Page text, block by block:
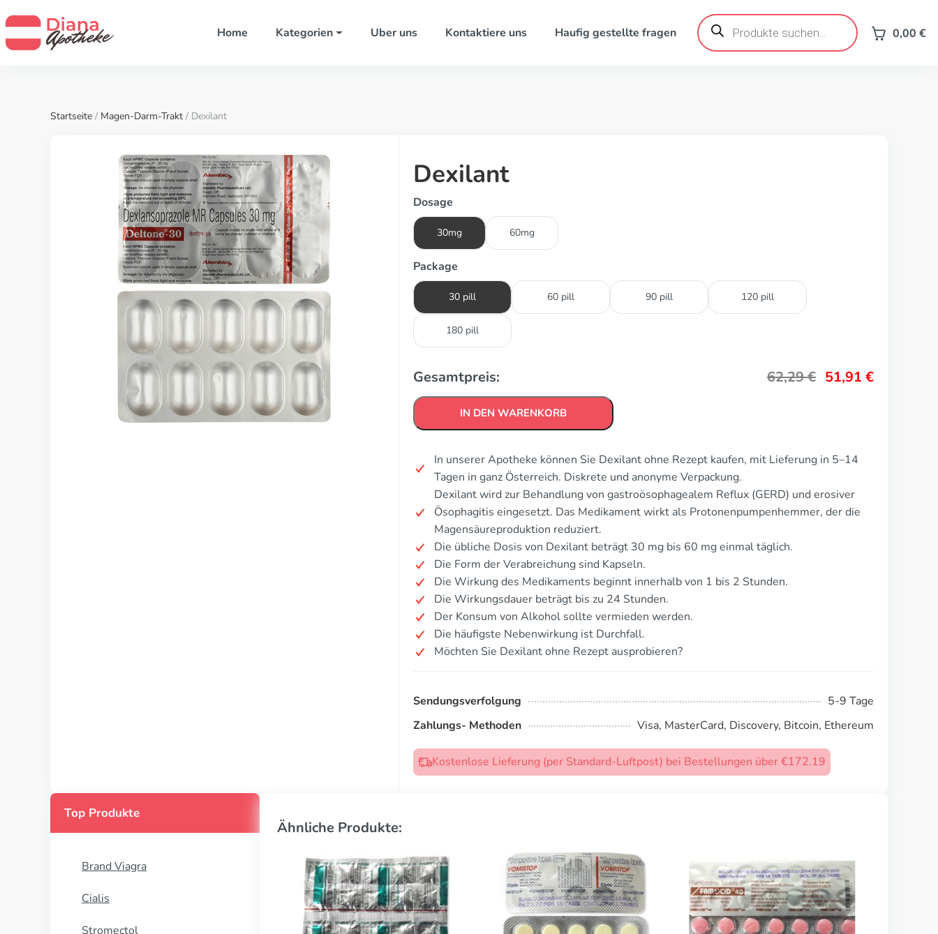
Home Kategorien Uber uns Kontaktiere uns Haufig gestellte fragen
Products
search 0,00 €
Startseite / Magen-Darm-Trakt / Dexilant
Dexilant
Dosage
30mg 60mg
Package
30 pill 60 pill 90 pill 120 pill
180 pill
Gesamtpreis: 62,29€ 51,91 €
IN DEN WARENKORB
In unserer Apotheke können Sie Dexilant ohne Rezept kaufen, mit Lieferung in 5–14
Tagen in ganz Österreich. Diskrete und anonyme Verpackung.
Dexilant wird zur Behandlung von gastroösophagealem Reflux (GERD) und erosiver
Ösophagitis eingesetzt. Das Medikament wirkt als Protonenpumpenhemmer, der die
Magensäureproduktion reduziert.
Die übliche Dosis von Dexilant beträgt 30 mg bis 60 mg einmal täglich.
Die Form der Verabreichung sind Kapseln.
Die Wirkung des Medikaments beginnt innerhalb von 1 bis 2 Stunden.
Die Wirkungsdauer beträgt bis zu 24 Stunden.
Der Konsum von Alkohol sollte vermieden werden.
Die häufigste Nebenwirkung ist Durchfall.
Möchten Sie Dexilant ohne Rezept ausprobieren?
Sendungsverfolgung
5-9 Tage
Zahlungs- Methoden
Visa, MasterCard, Discovery, Bitcoin, Ethereum
Kostenlose Lieferung (per Standard-Luftpost) bei Bestellungen über €172.19
Top Produkte
Brand Viagra
Cialis
Stromectol
Ähnliche Produkte: